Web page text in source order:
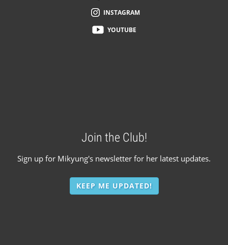
INSTAGRAM
YOUTUBE
Join the Club!
Sign up for Mikyung's newsletter for her latest updates.
KEEP ME UPDATED!